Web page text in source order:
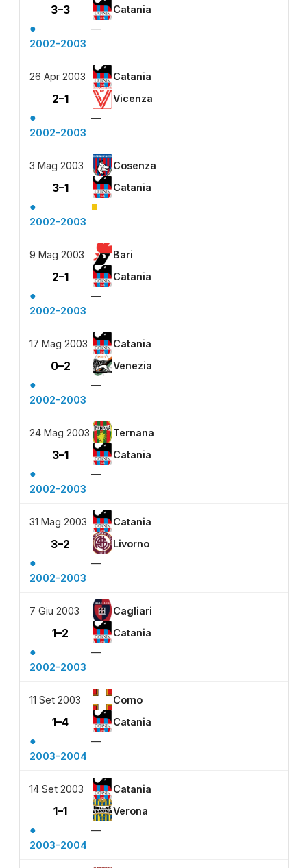
3–3 Catania
●
—
2002-2003
26 Apr 2003 Catania
2–1 Vicenza
●
—
2002-2003
3 Mag 2003 Cosenza
3–1 Catania
● ■
2002-2003
9 Mag 2003 Bari
2–1 Catania
●
—
2002-2003
17 Mag 2003 Catania
0–2 Venezia
●
—
2002-2003
24 Mag 2003 Ternana
3–1 Catania
●
—
2002-2003
31 Mag 2003 Catania
3–2 Livorno
●
—
2002-2003
7 Giu 2003 Cagliari
1–2 Catania
●
—
2002-2003
11 Set 2003 Como
1–4 Catania
●
—
2003-2004
14 Set 2003 Catania
1–1 Verona
●
—
2003-2004